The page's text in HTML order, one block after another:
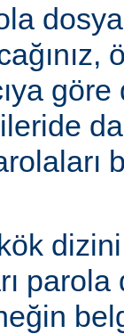
dizini
parola